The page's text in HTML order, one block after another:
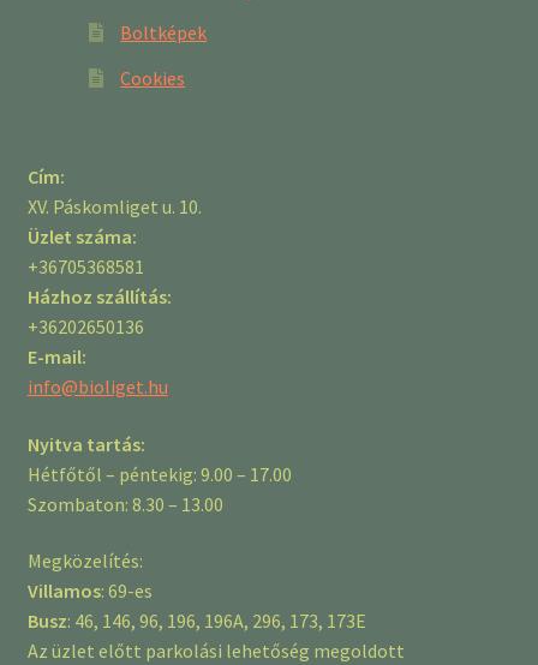
Boltképek
Cookies
Cím:
XV. Páskomliget u. 10.
Üzlet száma:
+36705368581
Házhoz szállítás:
+36202650136
E-mail:
info@bioliget.hu
Nyitva tartás:
Hétfőtől – péntekig: 9.00 – 17.00
Szombaton: 8.30 – 13.00
Megközelítés:
Villamos: 69-es
Busz: 46, 146, 96, 196, 196A, 296, 173, 173E
Az üzlet előtt parkolási lehetőség megoldott